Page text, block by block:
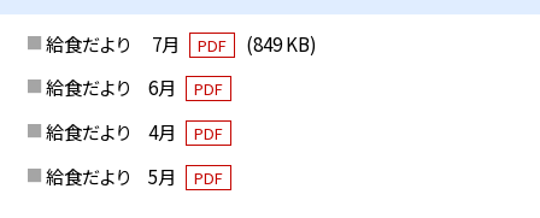
給食だより 7月 PDF
(849 KB)
給食だより 6月
PDF
給食だより 4月 PDF
給食だより 5月 PDF